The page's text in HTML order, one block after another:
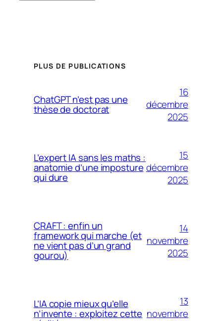
PLUS DE PUBLICATIONS
ChatGPT n’est pas une
thèse de doctorat
16
décembre
2025
L’expert IA sans les maths :
anatomie d’une imposture
qui dure
15
décembre
2025
CRAFT : enfin un
framework qui marche (et
ne vient pas d’un grand
gourou)
14
novembre
2025
L’IA copie mieux qu’elle
n’invente : exploitez cette
13
novembre